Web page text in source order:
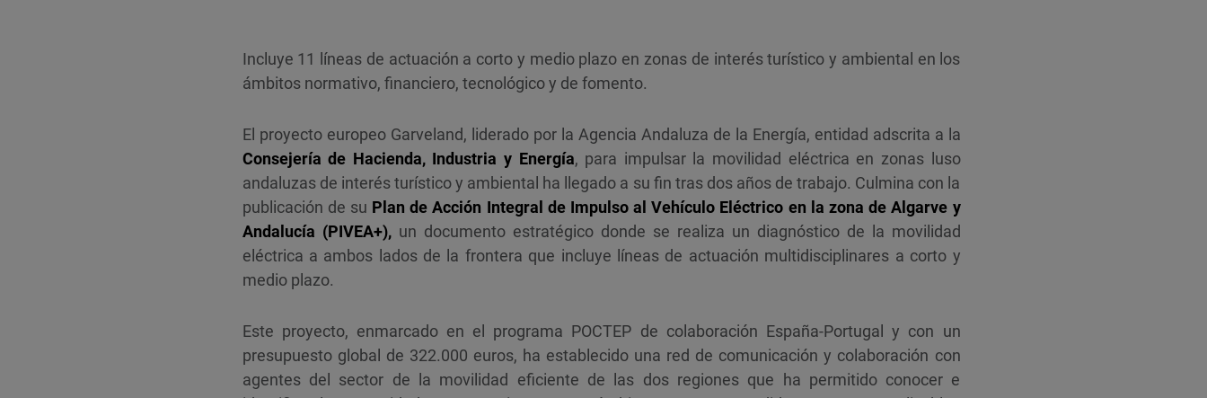
Incluye 11 líneas de actuación a corto y medio plazo en zonas de interés turístico y ambiental en los
ámbitos normativo, financiero, tecnológico y de fomento.
El proyecto europeo Garveland, liderado por la Agencia Andaluza de la Energía, entidad adscrita a la
Consejería de Hacienda, Industria y Energía, para impulsar la movilidad eléctrica en zonas luso
andaluzas de interés turístico y ambiental ha llegado a su fin tras dos años de trabajo. Culmina con la
publicación de su Plan de Acción Integral de Impulso al Vehículo Eléctrico en la zona de Algarve y
Andalucía (PIVEA+),un documento estratégico donde se realiza un diagnóstico de la movilidad
eléctrica a ambos lados de la frontera que incluye líneas de actuación multidisciplinares a corto y
medio plazo.
Este proyecto, enmarcado en el programa POCTEP de colaboración España-Portugal y con un
presupuesto global de 322.000 euros, ha establecido una red de comunicación y colaboración con
agentes del sector de la movilidad eficiente de las dos regiones que ha permitido conocer e